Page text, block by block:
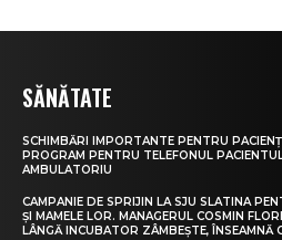
SĂNĂTATE
SCHIMBĂRI IMPORTANTE PENTRU
PROGRAM PENTRU TELEFONUL
AMBULATORIU
CAMPANIE DE SPRIJIN LA SJU SLATINA
ȘI MAMELE LOR. MANAGERUL COSMIN
LÂNGĂ INCUBATOR ZÂMBEȘTE, ÎNSEAMNĂ